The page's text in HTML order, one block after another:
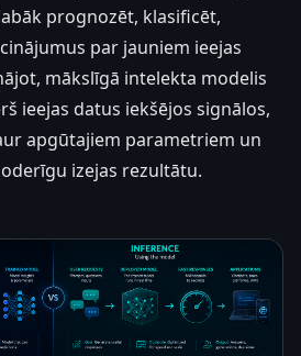
prognozēt, klasificēt,
par jauniem ieejas
mākslīgā intelekta modelis
ieejas datus iekšējos signālos,
apgūtajiem parametriem un
izejas rezultātu.